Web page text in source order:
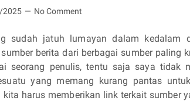
2025 No Comment
sudah jatuh lumayan dalam kedalam
berita dari berbagai sumber paling
seorang penulis, tentu saja saya tidak
yang memang kurang pantas
kita harus memberikan link terkait sumber